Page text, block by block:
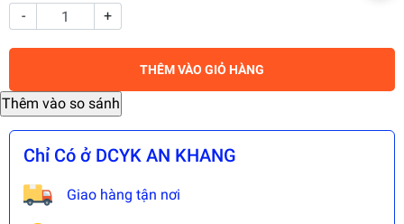
- +
THÊM VÀO GIỎ HÀNG
Chỉ Có ở DCYK AN KHANG
Giao hàng tận nơi